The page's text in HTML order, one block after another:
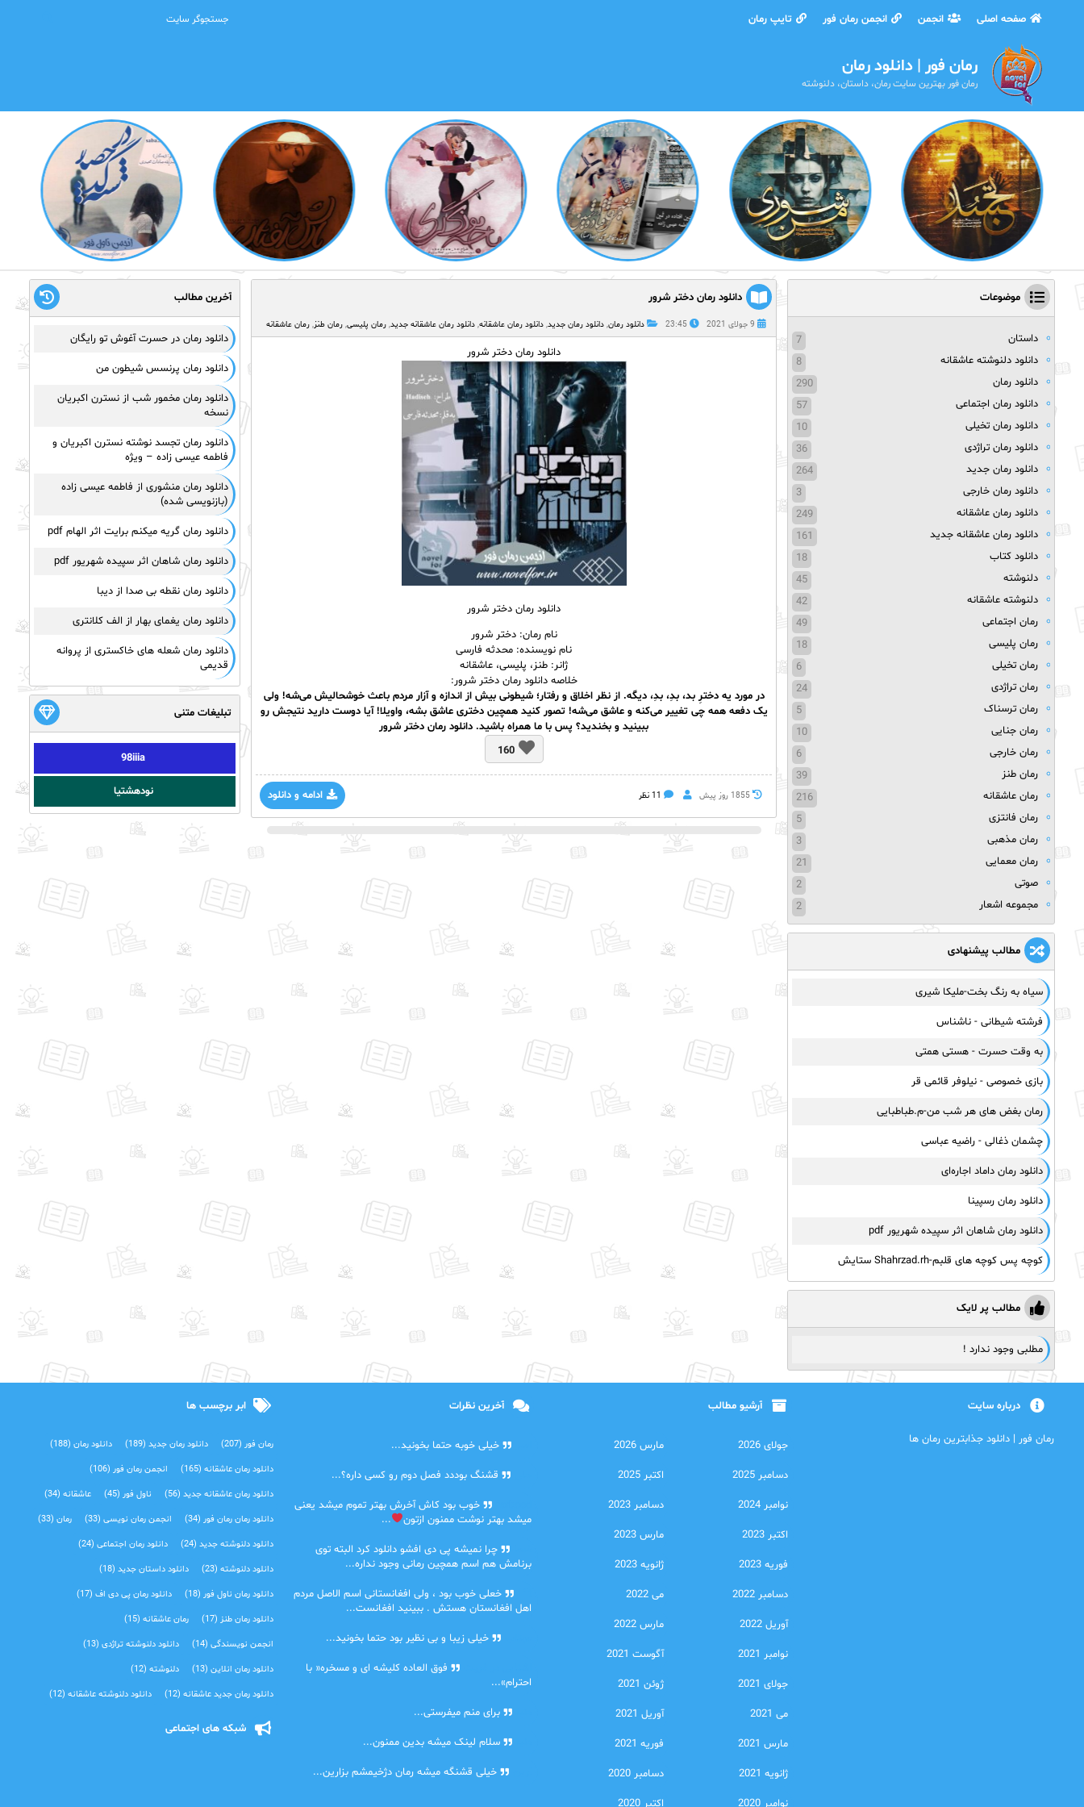
صفحه اصلی انجمن انجمن رمان فور تایپ رمان
رمان فور | دانلود رمان
رمان فور بهترین سایت رمان، داستان، دلنوشته
دانلود رمان دختر شرور
9 جولای 2021 23:45 دانلود رمان, دانلود رمان جدید, دانلود رمان عاشقانه, دانلود رمان عاشقانه جدید, رمان پلیسی, رمان طنز, رمان عاشقانه
دانلود رمان دختر شرور
دانلود رمان دختر شرور
نام رمان: دختر شرور
نام نویسنده: محدثه فارسی
ژانر: طنز، پلیسی، عاشقانه
خلاصه دانلود رمان دختر شرور:
در مورد یه دخترِ بد، بدِ، بدِ، دیگه. از نظر اخلاق و رفتار؛ شیطونی بیش از اندازه و آزار مردم باعث خوشحالیش می‌شه! ولی
یک دفعه همه چی تغییر می‌کنه و عاشق می‌شه! تصور کنید همچین دختری عاشق بشه، واویلا! آیا دوست دارید نتیجش رو
ببینید و بخندید؟ پس با ما همراه باشید. دانلود رمان دختر شرور
160
ادامه و دانلود 1855 روز پيش 11 نظر
موضوعات
داستان
7
دانلود دلنوشته عاشقانه
8
دانلود رمان
290
دانلود رمان اجتماعی
57
دانلود رمان تخیلی
10
دانلود رمان تراژدی
36
دانلود رمان جدید
264
دانلود رمان خارجی
3
دانلود رمان عاشقانه
249
دانلود رمان عاشقانه جدید
161
دانلود کتاب
18
دلنوشته
45
دلنوشته عاشقانه
42
رمان اجتماعی
49
رمان پلیسی
18
رمان تخیلی
6
رمان تراژدی
24
رمان ترسناک
5
رمان جنایی
10
رمان خارجی
6
رمان طنز
39
رمان عاشقانه
216
رمان فانتزی
5
رمان مذهبی
3
رمان معمایی
21
صوتی
2
مجموعه اشعار
2
مطالب پیشنهادی
سیاه به رنگ بخت-ملیکا شیری
فرشته شیطانی - ناشناس
به وقت حسرت - هستی همتی
بازی خصوصی - نیلوفر قائمی قر
رمان بغض های هر شب من-م.طباطبایی
چشمان ذغالی - راضیه عباسی
دانلود رمان داماد اجاره‌ای
دانلود رمان رسپینا
دانلود رمان شاهان اثر سپیده شهریور pdf
کوچه پس کوچه های قلبم-Shahrzad.rh ستایش
مطالب پر لایک
مطلبی وجود ندارد !
آخرین مطالب
دانلود رمان در حسرت آغوش تو رایگان
دانلود رمان پرنسس شیطون من
دانلود رمان مخمور شب از نسترن اکبریان
نسخه
دانلود رمان تجسد نوشته نسترن اکبریان و
فاطمه عیسی زاده – ویژه
دانلود رمان منشوری از فاطمه عیسی زاده
(بازنویسی شده)
دانلود رمان گریه میکنم برایت اثر الهام pdf
دانلود رمان شاهان اثر سپیده شهریور pdf
دانلود رمان نقطه بی صدا از دیبا
دانلود رمان یغمای بهار از الف کلانتری
دانلود رمان شعله های خاکستری از پروانه
قدیمی
تبلیغات متنی
98iiia
نودهشتیا
درباره سایت
رمان فور | دانلود جذابترین رمان ها
آرشیو مطالب
جولای 2026 مارس 2026
دسامبر 2025 اکتبر 2025
نوامبر 2024 دسامبر 2023
اکتبر 2023 مارس 2023
فوریه 2023 ژانویه 2023
دسامبر 2022 می 2022
آوریل 2022 مارس 2022
نوامبر 2021 آگوست 2021
جولای 2021 ژوئن 2021
می 2021 آوریل 2021
مارس 2021 فوریه 2021
ژانویه 2021 دسامبر 2020
نوامبر 2020 اکتبر 2020
آخرین نظرات
خیلی خوبه حتما بخونید...
قشنگ بوددد فصل دوم رو کسی داره؟...
خوب بود کاش آخرش بهتر تموم میشد یعنی
میشد بهتر نوشت ممنون ازتون
...
چرا نمیشه پی دی افشو دانلود کرد البته توی
برنامش هم اسم همچین رمانی وجود نداره...
خعلی خوب بود ، ولی افغانستانی اسم الاصل مردم
اهل افغانستان هستش . ببینید افغانست...
خیلی زیبا و بی نظیر بود حتما بخونید...
فوق العاده کلیشه ای و مسخره« با
احترام»...
برای منم میفرستی...
سلام لینک میشه بدین ممنون...
خیلی قشنگه میشه رمان دژخیمشم بزارین...
ابر برچسب ها
رمان فور (207) دانلود رمان جدید (189) دانلود رمان (188)
دانلود رمان عاشقانه (165) انجمن رمان فور (106)
دانلود رمان عاشقانه جدید (56) ناول فور (45) عاشقانه (34)
دانلود رمان رمان فور (34) انجمن رمان نویسی (33) رمان (33)
دانلود دلنوشته جدید (24) دانلود رمان اجتماعی‌ (24)
دانلود دلنوشته (23) دانلود داستان جدید (18)
دانلود رمان ناول فور (18) دانلود رمان پی دی اف (17)
دانلود رمان طنز (17) رمان عاشقانه (15)
انجمن نویسندگی (14) دانلود دلنوشته تراژدی‌ (13)
دانلود رمان انلاین (13) دلنوشته (12)
دانلود رمان جدید عاشقانه (12) دانلود دلنوشته عاشقانه (12)
شبکه های اجتماعی